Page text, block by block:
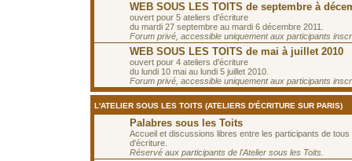
WEB SOUS LES TOITS de septembre à
ouvert pour 5 ateliers d'écriture
du mardi 27 septembre au mardi 6 décembre 2011.
Forum privé, accessible uniquement aux participants
WEB SOUS LES TOITS de mai à juillet 2010
ouvert pour 4 ateliers d'écriture
du lundi 10 mai au lundi 5 juillet 2010.
Forum privé, accessible uniquement aux participants
L'ATELIER SOUS LES TOITS (ATELIERS D'ÉCRITURE SUR PARIS)
Palabres sous les Toits
Accueil et discussions libres entre les participants de tous
d'écriture.
Réservé aux participants de l'Atelier sous les Toits.